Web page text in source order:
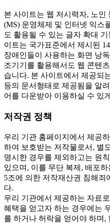
본 사이트는 웹 저시력자, 노인
(MS) 운영체제 및 인터넷 익스
도 활용될 수 있는 글자 확대
이트는 국가표준에서 제시된
장애인들이 사용하는 화면 낭독
조기기를 활용해서도 웹 콘텐
습니다. 본 사이트에서 제공되
등의 문서형태로 제공됨을 알
어를 다운받아 이용하실 수 있
저작권 정책
우리 기관 홈페이지에서 제공
하여 보호받는 저작물로서, 별
명시한 경우를 제외하고는 원
있으며, 이를 무단 복제, 배포
5조에 의한 저작재산권 침해죄
다.
우리 기관에서 제공하는 자료
혜택을 얻고자 하는 경우에는
를 하거나 허락을 얻어야 하며,